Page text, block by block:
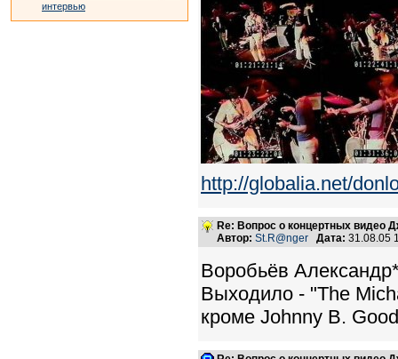
интервью
http://globalia.net/
Re: Вопрос о концертных видео
Автор: St.R@nger Дата: 31.08.05
Воробьёв
Выходило - "The
кроме Johnny B.